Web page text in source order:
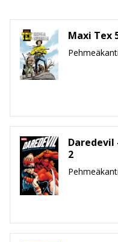
Maxi Tex
Daredevil
2